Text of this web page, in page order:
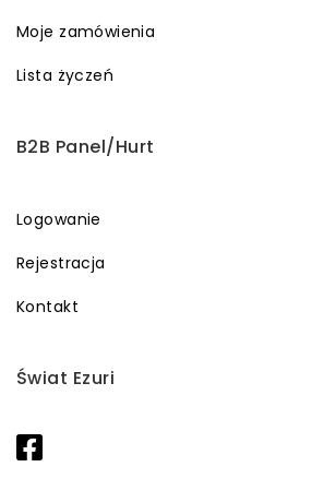
Moje zamówienia
Lista życzeń
B2B Panel/Hurt
Logowanie
Rejestracja
Kontakt
Świat Ezuri